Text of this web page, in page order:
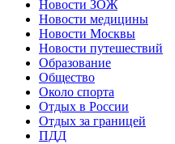
Новости ЗОЖ
Новости медицины
Новости Москвы
Новости путешествий
Образование
Общество
Около спорта
Отдых в России
Отдых за границей
ПДД